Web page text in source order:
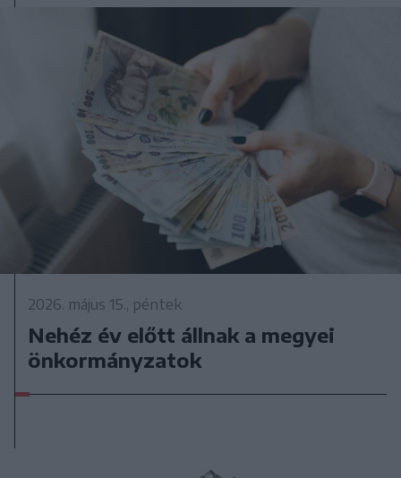
2026. május 15., péntek
Nehéz év előtt állnak a megyei
önkormányzatok